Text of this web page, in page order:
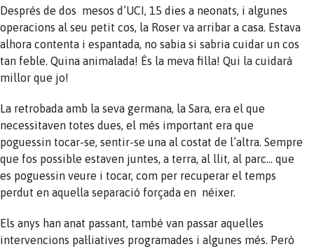
Després de dos mesos d’UCI, 15 dies a neonats, i algunes
operacions al seu petit cos, la Roser va arribar a casa. Estava
alhora contenta i espantada, no sabia si sabria cuidar un cos
tan feble. Quina animalada! És la meva filla! Qui la cuidarà
millor que jo!
La retrobada amb la seva germana, la Sara, era el que
necessitaven totes dues, el més important era que
poguessin tocar-se, sentir-se una al costat de l’altra. Sempre
que fos possible estaven juntes, a terra, al llit, al parc… que
es poguessin veure i tocar, com per recuperar el temps
perdut en aquella separació forçada en néixer.
Els anys han anat passant, també van passar aquelles
intervencions pal·liatives programades i algunes més. Però